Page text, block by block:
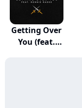
Getting Over
You (feat.